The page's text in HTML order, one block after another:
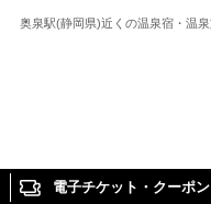
奥泉駅(静岡県)近くの温泉宿・温
電子チケット・クーポン